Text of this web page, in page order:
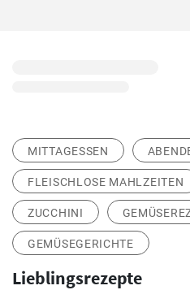
MITTAGESSEN
FLEISCHLOSE MAHLZEITEN
ZUCCHINI
GEMÜSEGERICHTE
Lieblingsrezepte